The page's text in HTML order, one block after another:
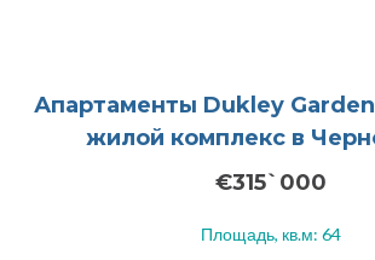
Апартаменты Dukley
жилой комплекс в
€315`000
Площадь, кв.м: 64